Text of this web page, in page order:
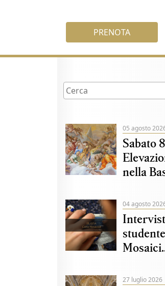
PRENOTA
05 agosto
Sabato
nella
04 agosto
27 luglio 2026